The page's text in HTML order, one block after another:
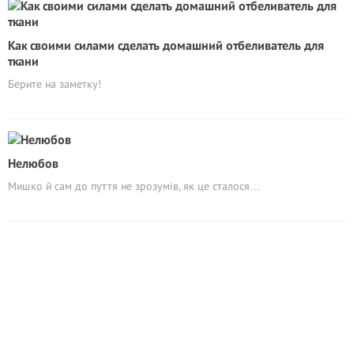
Как своими силами сделать домашний отбеливатель для
ткани
Берите на заметку!
Нелюбов
Мишко й сам до пуття не зрозумів, як це сталося…